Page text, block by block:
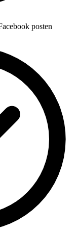
posten